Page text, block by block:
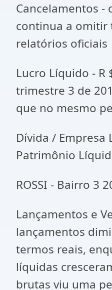
Cancelamentos -
continua a omitir
relatórios oficiais
Lucro Líquido - R
trimestre 3 de
que no mesmo
Dívida / Empresa
Patrimônio
ROSSI - Bairro 3
Lançamentos e
lançamentos
termos reais,
líquidas
brutas viu uma